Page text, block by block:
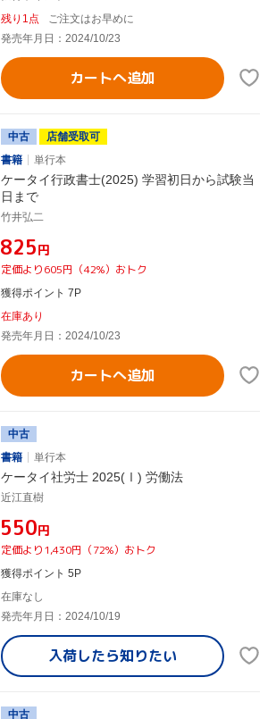
残り1点
ご注文はお早めに
発売年月日：2024/10/23
カートへ追加
中古
店舗受取可
書籍
単行本
ケータイ行政書士(2025) 学習初日から試験当
日まで
竹井弘二
¥825円
定価より605円（42%）おトク
獲得ポイント 7P
在庫あり
発売年月日：2024/10/23
カートへ追加
中古
書籍
単行本
ケータイ社労士 2025(Ⅰ) 労働法
近江直樹
¥550円
定価より1,430円（72%）おトク
獲得ポイント 5P
在庫なし
発売年月日：2024/10/19
入荷したら知りたい
中古